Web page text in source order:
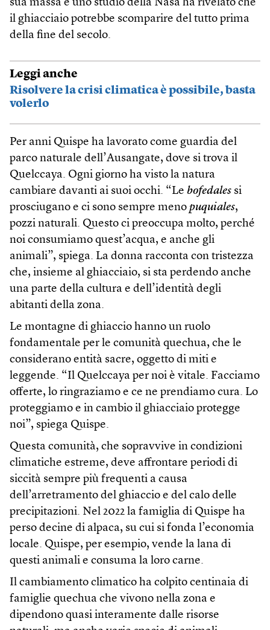
sua massa e uno studio della Nasa ha rivelato che
il ghiacciaio potrebbe scomparire del tutto prima
della fine del secolo.
Leggi anche
Risolvere la crisi climatica è possibile, basta
volerlo
Per anni Quispe ha lavorato come guardia del
parco naturale dell’Ausangate, dove si trova il
Quelccaya. Ogni giorno ha visto la natura
cambiare davanti ai suoi occhi. “Le bofedales si
prosciugano e ci sono sempre meno puquiales,
pozzi naturali. Questo ci preoccupa molto, perché
noi consumiamo quest’acqua, e anche gli
animali”, spiega. La donna racconta con tristezza
che, insieme al ghiacciaio, si sta perdendo anche
una parte della cultura e dell’identità degli
abitanti della zona.
Le montagne di ghiaccio hanno un ruolo
fondamentale per le comunità quechua, che le
considerano entità sacre, oggetto di miti e
leggende. “Il Quelccaya per noi è vitale. Facciamo
offerte, lo ringraziamo e ce ne prendiamo cura. Lo
proteggiamo e in cambio il ghiacciaio protegge
noi”, spiega Quispe.
Questa comunità, che sopravvive in condizioni
climatiche estreme, deve affrontare periodi di
siccità sempre più frequenti a causa
dell’arretramento del ghiaccio e del calo delle
precipitazioni. Nel 2022 la famiglia di Quispe ha
perso decine di alpaca, su cui si fonda l’economia
locale. Quispe, per esempio, vende la lana di
questi animali e consuma la loro carne.
Il cambiamento climatico ha colpito centinaia di
famiglie quechua che vivono nella zona e
dipendono quasi interamente dalle risorse